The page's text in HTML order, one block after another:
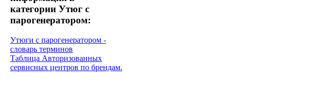
категории Утюг с
парогенератором:
Утюги с парогенератором -
словарь терминов
Таблица Авторизованных
сервисных центров по брендам.